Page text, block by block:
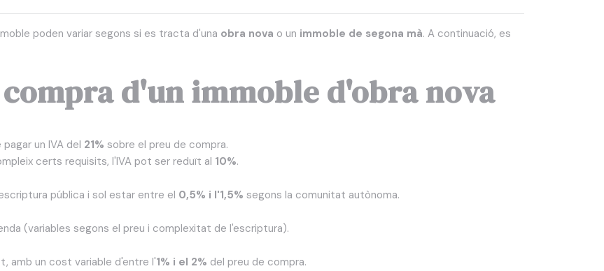
poden variar segons si es tracta d'una obra nova o un immoble de segona mà. A continuació, es
d'un immoble d'obra nova
un IVA del 21% sobre el preu de compra.
certs requisits, l'IVA pot ser reduït al 10%.
pública i sol estar entre el 0,5% i l'1,5% segons la comunitat autònoma.
(variables segons el preu i complexitat de l'escriptura).
amb un cost variable d'entre l'1% i el 2% del preu de compra.